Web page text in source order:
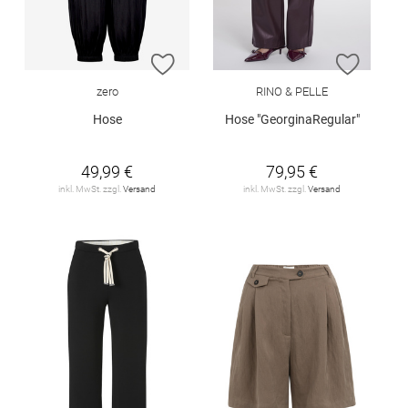
ZUR WUNSCHLISTE HINZUFÜGEN
zero
Hose
49,99 €
inkl. MwSt. zzgl. Versand
ZUR
RINO & PELLE
Hose "GeorginaRegular"
79,95 €
inkl. MwSt. zzgl. Versand